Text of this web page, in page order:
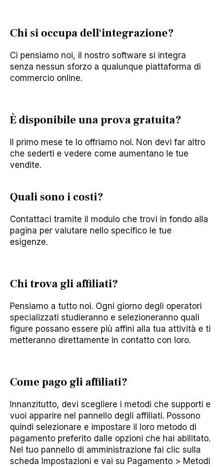
Chi si occupa dell'integrazione?
Ci pensiamo noi, il nostro software si integra
senza nessun sforzo a qualunque piattaforma di
commercio online.
È disponibile una prova gratuita?
Il primo mese te lo offriamo noi. Non devi far altro
che sederti e vedere come aumentano le tue
vendite.
Quali sono i costi?
Contattaci tramite il modulo che trovi in fondo alla
pagina per valutare nello specifico le tue
esigenze.
Chi trova gli affiliati?
Pensiamo a tutto noi. Ogni giorno degli operatori
specializzati studieranno e selezioneranno quali
figure possano essere più affini alla tua attività e ti
metteranno direttamente in contatto con loro.
Come pago gli affiliati?
Innanzitutto, devi scegliere i metodi che supporti e
vuoi apparire nel pannello degli affiliati. Possono
quindi selezionare e impostare il loro metodo di
pagamento preferito dalle opzioni che hai abilitato.
Nel tuo pannello di amministrazione fai clic sulla
scheda Impostazioni e vai su Pagamento > Metodi